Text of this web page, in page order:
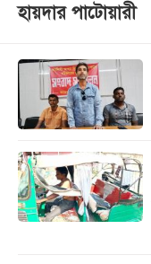
হায়দার পাটোয়ারী